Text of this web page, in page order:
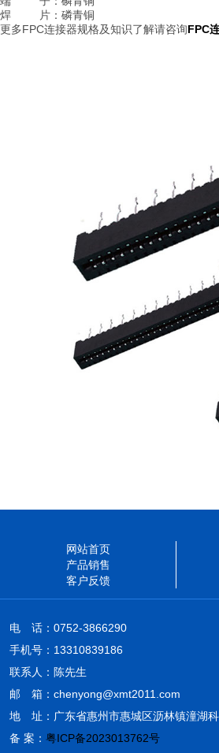
焊 片：磷青铜
更多FPC连接器规格及知识了解请咨询FPC
网站首页
产品销售
客户反馈
电 话：0752-3866290
手机号：13310839186
联系人：陈先生
邮 箱：chenyong@xmt2011.com
地 址：广东省惠州市惠城区沥林镇潼湖
备 案： 粤ICP备2023013762号